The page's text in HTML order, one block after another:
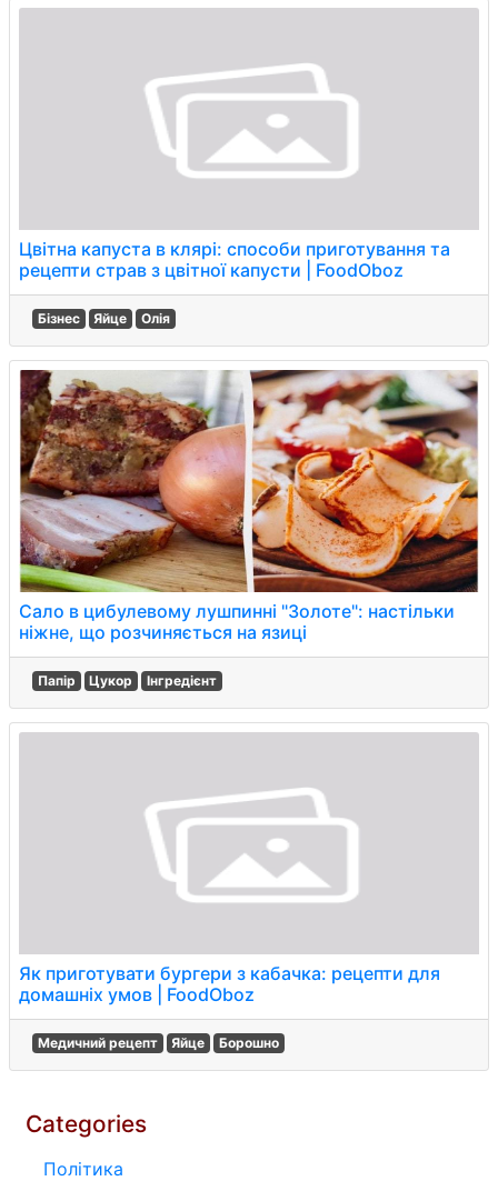
Цвітна капуста в клярі: способи приготування та
рецепти страв з цвітної капусти | FoodOboz
Бізнес Яйце Олія
Сало в цибулевому лушпинні "Золоте": настільки
ніжне, що розчиняється на язиці
Папір Цукор Інгредієнт
Як приготувати бургери з кабачка: рецепти для
домашніх умов | FoodOboz
Медичний рецепт Яйце Борошно
Categories
Політика